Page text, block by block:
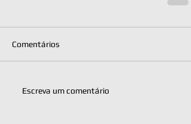
Comentários
Escreva um comentário